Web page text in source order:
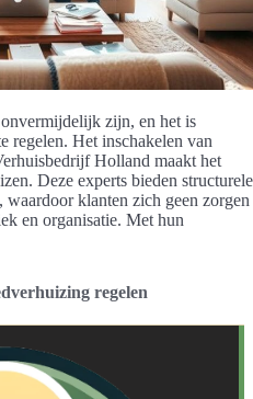
zijn, en het is
regelen. Het inschakelen van
Holland maakt het
Deze experts bieden structurele
klanten zich geen zorgen
en organisatie. Met hun
regelen